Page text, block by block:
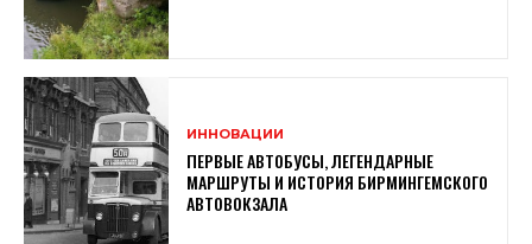
ИННОВАЦИИ
ПЕРВЫЕ АВТОБУСЫ, ЛЕГЕНДАРНЫЕ
МАРШРУТЫ И ИСТОРИЯ БИРМИНГЕМСКОГО
АВТОВОКЗАЛА